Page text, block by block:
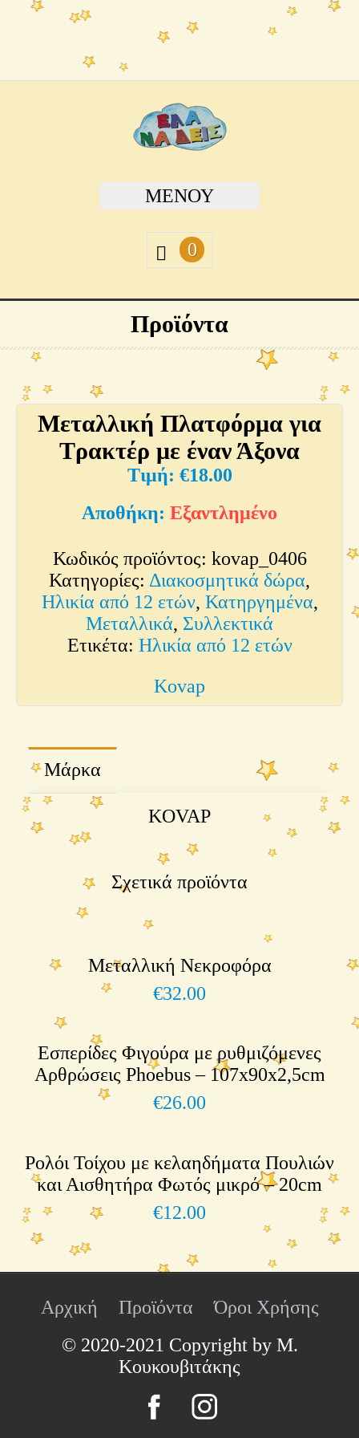
ΜΕΝΟΎ
0
Προϊόντα
Μεταλλική Πλατφόρμα για
Τρακτέρ με έναν Άξονα
€18.00
Εξαντλημένο
Κωδικός προϊόντος: kovap_0406
Κατηγορίες: Διακοσμητικά δώρα,
Ηλικία από 12 ετών, Κατηργημένα,
Μεταλλικά, Συλλεκτικά
Ετικέτα: Ηλικία από 12 ετών
Kovap
Μάρκα
KOVAP
Σχετικά προϊόντα
Μεταλλική Νεκροφόρα
€32.00
Εσπερίδες Φιγούρα με ρυθμιζόμενες
Αρθρώσεις Phoebus – 107x90x2,5cm
€26.00
Ρολόι Τοίχου με κελαηδήματα Πουλιών
και Αισθητήρα Φωτός μικρό – 20cm
€12.00
Αρχική Προϊόντα
Όροι Χρήσης
© 2020-2021 Copyright by Μ.
Κουκουβιτάκης